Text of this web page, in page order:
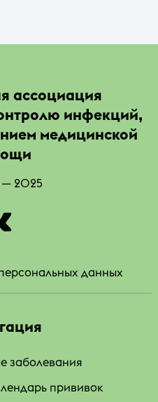
ассоциация
инфекций,
медицинской
2025
данных
заболевания
прививок